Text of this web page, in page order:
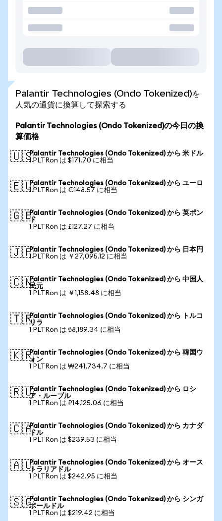
Palantir Technologies (Ondo Tokenized)を
人気の通貨に換算して探索する
Palantir Technologies (Ondo Tokenized)の今日の換
算価格
🇺🇸Palantir Technologies (Ondo Tokenized) から 米ドル
1 PLTRon は $171.70 に相当
🇪🇺Palantir Technologies (Ondo Tokenized) から ユーロ
1 PLTRon は €148.57 に相当
🇬🇧Palantir Technologies (Ondo Tokenized) から 英ポン
ド
1 PLTRon は £127.27 に相当
🇯🇵Palantir Technologies (Ondo Tokenized) から 日本円
1 PLTRon は ￥27,095.12 に相当
🇨🇳Palantir Technologies (Ondo Tokenized) から 中国人
民元
1 PLTRon は ￥1,158.48 に相当
🇹🇷Palantir Technologies (Ondo Tokenized) から トルコ
リラ
1 PLTRon は ₺8,189.34 に相当
🇰🇷Palantir Technologies (Ondo Tokenized) から 韓国ウ
ォン
1 PLTRon は ₩241,734.7 に相当
🇷🇺Palantir Technologies (Ondo Tokenized) から ロシ
ア・ルーブル
1 PLTRon は ₽14,125.06 に相当
🇨🇦Palantir Technologies (Ondo Tokenized) から カナダ
ドル
1 PLTRon は $239.53 に相当
🇦🇺Palantir Technologies (Ondo Tokenized) から オース
トラリアドル
1 PLTRon は $242.95 に相当
🇸🇬Palantir Technologies (Ondo Tokenized) から シンガ
ポールドル
1 PLTRon は $219.42 に相当